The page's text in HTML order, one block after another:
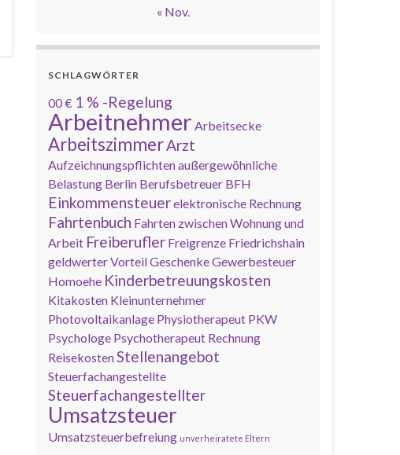
« Nov.
SCHLAGWÖRTER
00 € 1 % -Regelung
Arbeitnehmer Arbeitsecke
ArbeitszimmerArzt
Aufzeichnungspflichtenaußergewöhnliche
Belastung Berlin Berufsbetreuer BFH
Einkommensteuerelektronische Rechnung
Fahrtenbuch Fahrten zwischen Wohnung und
Arbeit Freiberufler Freigrenze Friedrichshain
geldwerter VorteilGeschenkeGewerbesteuer
Homoehe Kinderbetreuungskosten
Kitakosten Kleinunternehmer
Photovoltaikanlage Physiotherapeut PKW
Psychologe Psychotherapeut Rechnung
ReisekostenStellenangebot
Steuerfachangestellte
Steuerfachangestellter
Umsatzsteuer
Umsatzsteuerbefreiung unverheiratete Eltern